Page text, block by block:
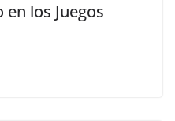
los Juegos